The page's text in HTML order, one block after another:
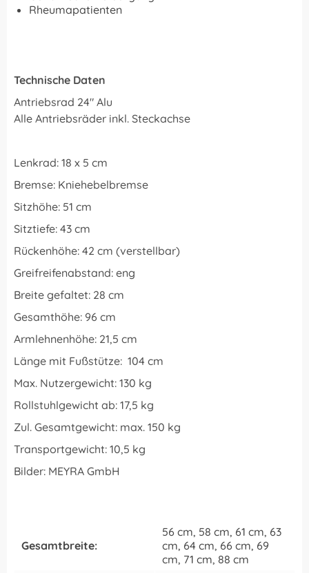
Rheumapatienten
Technische Daten
Antriebsrad 24" Alu
Alle Antriebsräder inkl. Steckachse
Lenkrad: 18 x 5 cm
Bremse: Kniehebelbremse
Sitzhöhe: 51 cm
Sitztiefe: 43 cm
Rückenhöhe: 42 cm (verstellbar)
Greifreifenabstand: eng
Breite gefaltet: 28 cm
Gesamthöhe: 96 cm
Armlehnenhöhe: 21,5 cm
Länge mit Fußstütze: 104 cm
Max. Nutzergewicht: 130 kg
Rollstuhlgewicht ab: 17,5 kg
Zul. Gesamtgewicht: max. 150 kg
Transportgewicht: 10,5 kg
Bilder: MEYRA GmbH
Gesamtbreite:
56 cm, 58 cm, 61 cm, 63
cm, 64 cm, 66 cm, 69
cm, 71 cm, 88 cm